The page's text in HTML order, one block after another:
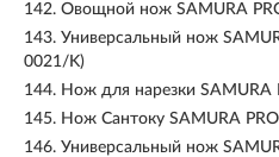
142. Овощной нож SAMURA
143. Универсальный нож
0021/K)
144. Нож для нарезки SAMURA
145. Нож Сантоку SAMURA
146. Универсальный нож